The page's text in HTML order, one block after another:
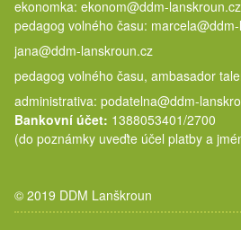
ekonomka: ekonom@ddm-lanskroun.cz
pedagog volného
jana@ddm-lanskroun.cz
pedagog volného času, ambasador
administrativa: podatelna@ddm-
Bankovní účet: 1388053401/2700
(do poznámky uveďte účel platby a
© 2019 DDM Lanškroun